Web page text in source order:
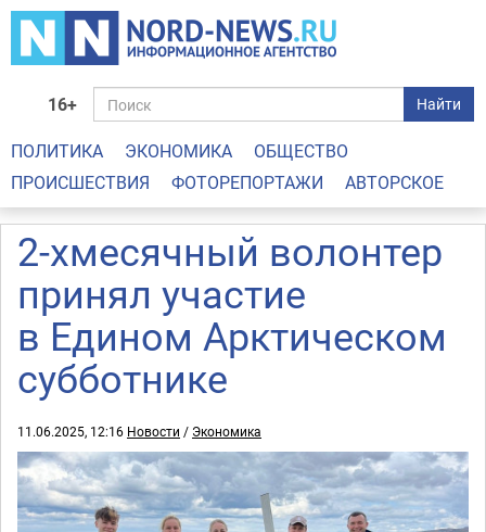
16+ Найти
ПОЛИТИКА ЭКОНОМИКА
ОБЩЕСТВО
ПРОИСШЕСТВИЯ
ФОТОРЕПОРТАЖИ АВТОРСКОЕ
2-хмесячный волонтер
принял участие
в Едином Арктическом
субботнике
11.06.2025, 12:16 Новости / Экономика